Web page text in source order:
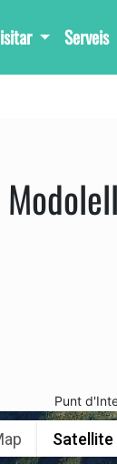
Serveis
Punt
Satellite